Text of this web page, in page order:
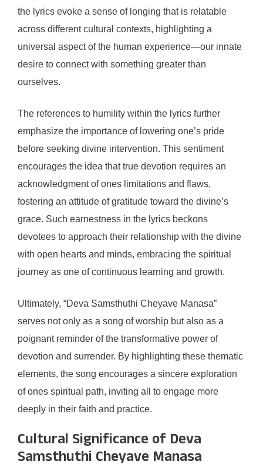
the lyrics evoke a sense of longing that is relatable
across different cultural contexts, highlighting a
universal aspect of the human experience—our innate
desire to connect with something greater than
ourselves.
The references to humility within the lyrics further
emphasize the importance of lowering one’s pride
before seeking divine intervention. This sentiment
encourages the idea that true devotion requires an
acknowledgment of ones limitations and flaws,
fostering an attitude of gratitude toward the divine’s
grace. Such earnestness in the lyrics beckons
devotees to approach their relationship with the divine
with open hearts and minds, embracing the spiritual
journey as one of continuous learning and growth.
Ultimately, “Deva Samsthuthi Cheyave Manasa”
serves not only as a song of worship but also as a
poignant reminder of the transformative power of
devotion and surrender. By highlighting these thematic
elements, the song encourages a sincere exploration
of ones spiritual path, inviting all to engage more
deeply in their faith and practice.
Cultural Significance of Deva
Samsthuthi Cheyave Manasa